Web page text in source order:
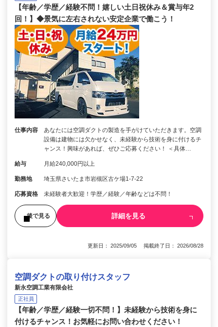
【年齢／学歴／経験不問！嬉しい土日祝休み＆賞与年2
回！】◆景気に左右されない安定企業で働こう！
仕事内容
あなたには空調ダクトの製造を手がけていただきます。空調
設備は建物には欠かせなく、未経験から技術を身に付けるチ
ャンス！興味があれば、ぜひご応募ください！ ＜具体…
給与 月給240,000円以上
勤務地 埼玉県さいたま市岩槻区古ケ場1-7-22
応募資格 未経験者大歓迎！学歴／経験／年齢などは不問！
後で見る 詳細を見る
更新日： 2025/09/05 掲載終了日： 2026/08/28
空調ダクトの取り付けスタッフ
新永空調工業有限会社
正社員
【年齢／学歴／経験一切不問！】未経験から技術を身に
付けるチャンス！お気軽にお問い合わせください！